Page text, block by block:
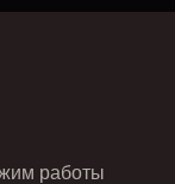
работы